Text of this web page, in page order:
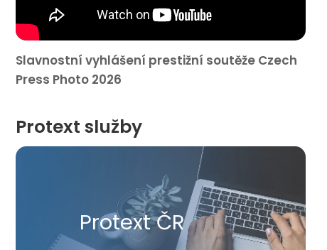
Slavnostní vyhlášení prestižní soutěže Czech
Press Photo 2026
Protext služby
Protext ČR